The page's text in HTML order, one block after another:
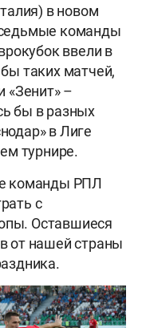
в новом
команды
ввели в
таких матчей,
«Зенит» –
бы в разных
в Лиге
турнире.
команды РПЛ
с
Оставшиеся
от нашей страны